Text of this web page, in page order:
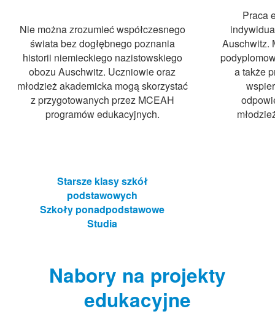
Nie można zrozumieć współczesnego
świata bez dogłębnego poznania
historii niemieckiego nazistowskiego
obozu Auschwitz. Uczniowie oraz
młodzież akademicka mogą skorzystać
z przygotowanych przez MCEAH
programów edukacyjnych.
Praca
Auschwitz.
a także
Starsze klasy szkół
podstawowych
Szkoły ponadpodstawowe
Studia
Nabory na projekty
edukacyjne